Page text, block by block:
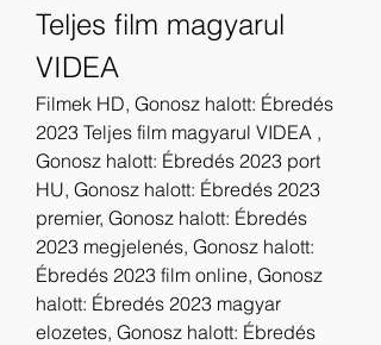
Teljes film magyarul
VIDEA
Filmek HD, Gonosz halott: Ébredés
2023 Teljes film magyarul VIDEA ,
Gonosz halott: Ébredés 2023 port
HU, Gonosz halott: Ébredés 2023
premier, Gonosz halott: Ébredés
2023 megjelenés, Gonosz halott:
Ébredés 2023 film online, Gonosz
halott: Ébredés 2023 magyar
elozetes, Gonosz halott: Ébredés